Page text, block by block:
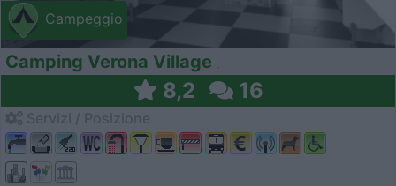
Campeggio
Camping Verona Village
8,2 16